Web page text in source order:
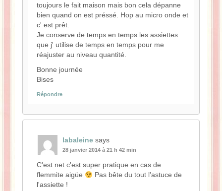
toujours le fait maison mais bon cela dépanne
bien quand on est préssé. Hop au micro onde et
c' est prêt.
Je conserve de temps en temps les assiettes
que j' utilise de temps en temps pour me
réajuster au niveau quantité.
Bonne journée
Bises
Répondre
labaleine says
28 janvier 2014 à 21 h 42 min
C'est net c'est super pratique en cas de
flemmite aigüe
Pas bête du tout l'astuce de
l'assiette !